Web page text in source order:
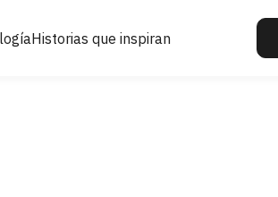
Historias que inspiran